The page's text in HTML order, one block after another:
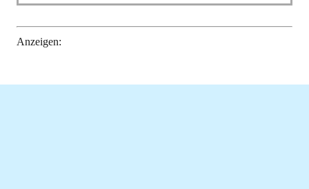
Anzeigen: